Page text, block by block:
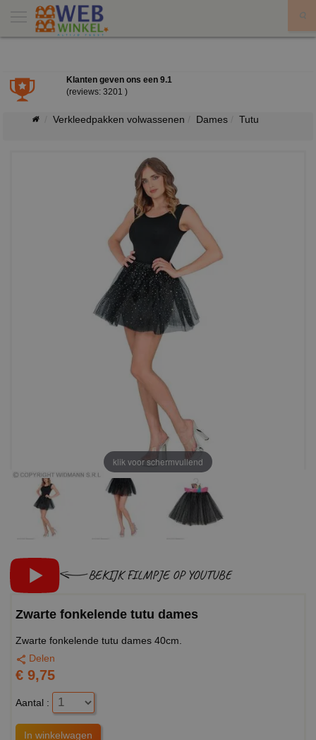
Klanten geven ons een 9.1
(reviews: 3201 )
Verkleedpakken volwassenen Dames Tutu
klik voor schermvullend
BEKIJK FILMPJE OP YOUTUBE
Zwarte fonkelende tutu dames
Zwarte fonkelende tutu dames 40cm.
Delen
€ 9,75
Aantal :